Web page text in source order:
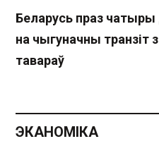
Беларусь праз чатыры
на чыгуначны транзіт
тавараў
ЭКАНОМІКА